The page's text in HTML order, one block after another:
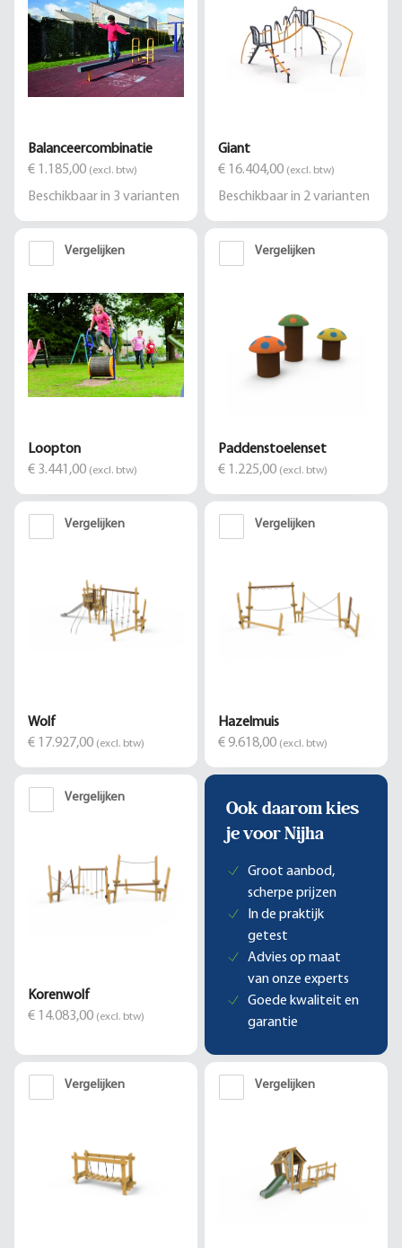
Balanceercombinatie
€ 1.185,00 (excl. btw)
Beschikbaar in 3 varianten
Giant
€ 16.404,00 (excl. btw)
Beschikbaar in 2varianten
Vergelijken
Loopton
€ 3.441,00 (excl. btw)
Vergelijken
Paddenstoelenset
€ 1.225,00 (excl. btw)
Vergelijken
Wolf
€ 17.927,00 (excl. btw)
Vergelijken
Hazelmuis
€ 9.618,00 (excl. btw)
Vergelijken
Korenwolf
€ 14.083,00 (excl. btw)
Ook daarom kies
je voor Nijha
Groot aanbod,
scherpe prijzen
In de praktijk
getest
Advies op maat
van onze experts
Goede kwaliteit en
garantie
Vergelijken Vergelijken